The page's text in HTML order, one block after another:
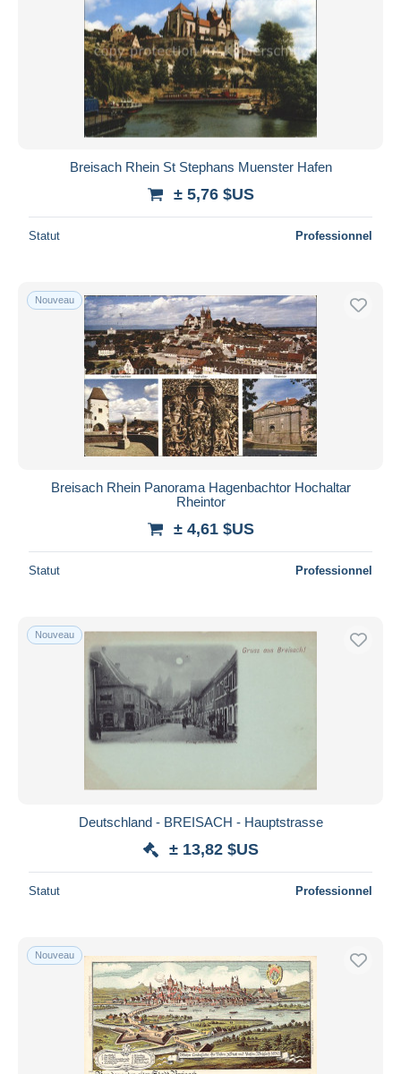
Breisach Rhein St Stephans Muenster Hafen
± 5,76 $US
Statut Professionnel
Nouveau
Breisach Rhein Panorama Hagenbachtor Hochaltar
Rheintor
± 4,61 $US
Statut Professionnel
Nouveau
Deutschland - BREISACH - Hauptstrasse
± 13,82 $US
Statut Professionnel
Nouveau